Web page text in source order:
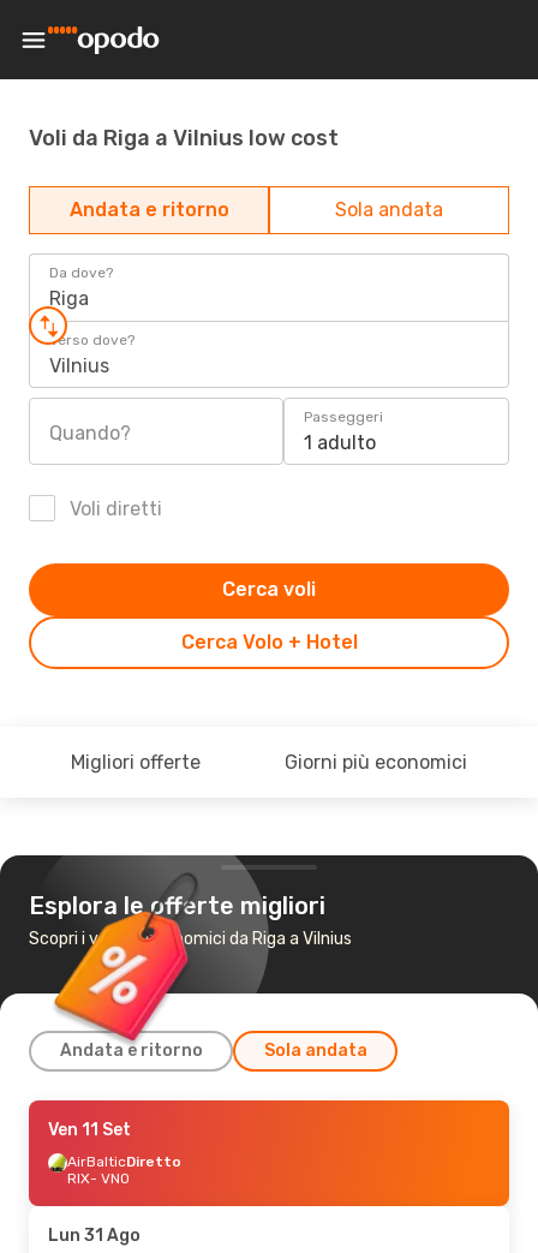
Voli da Riga a Vilnius low cost
Andata e ritorno Sola andata
Da dove?
Riga
Verso dove?
Vilnius
Quando?
Passeggeri
1 adulto
Voli diretti
Cerca Volo + Hotel
Cerca voli
Migliori offerte Giorni più economici
Esplora le offerte migliori
Scopri i voli più economici da Riga a Vilnius
Andata e ritorno Sola andata
Gio 27 Ago
AirBalticDiretto
RIX- VNO
VNO- RIX
Ven 11 Set
AirBalticDiretto
RIX- VNO
Lun 31 Ago